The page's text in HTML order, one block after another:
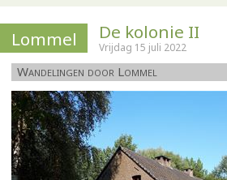
Lommel De kolonie II
Vrijdag 15 juli 2022
Wandelingen door Lommel